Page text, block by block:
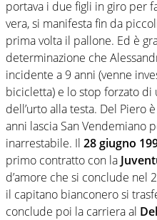
portava i due figli in giro per
vera, si manifesta fin da
prima volta il pallone. Ed è
determinazione che
incidente a 9 anni (venne
bicicletta) e lo stop forzato di
dell’urto alla testa. Del Piero
anni lascia San Vendemiano
inarrestabile. Il 28 giugno
primo contratto con la
d’amore che si conclude nel
il capitano bianconero si
conclude poi la carriera al